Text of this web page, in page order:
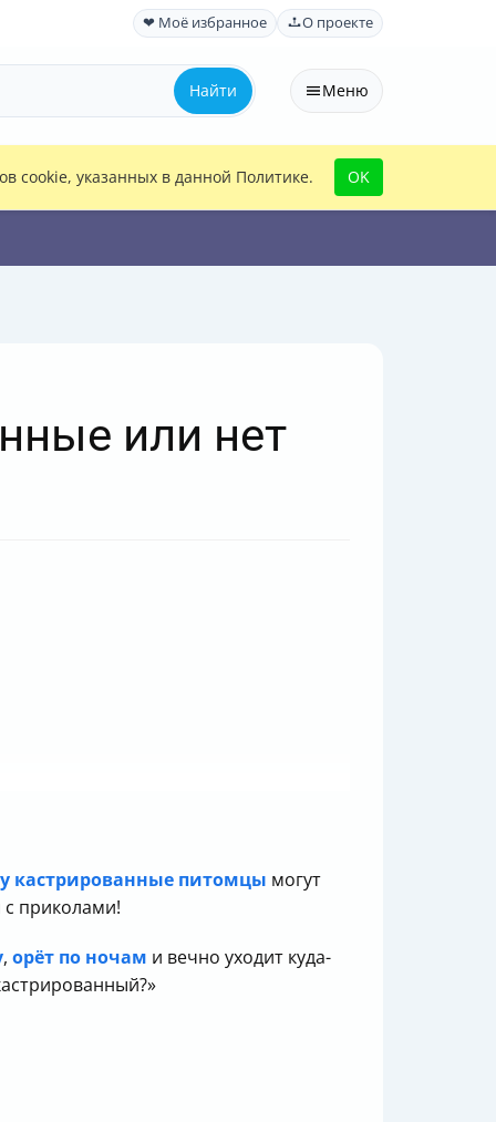
❤ Моё избранное О проекте
Найти Меню
cookie, указанных в данной Политике. OK
или нет
кастрированные питомцы могут
с приколами!
, орёт по ночам и вечно уходит куда-